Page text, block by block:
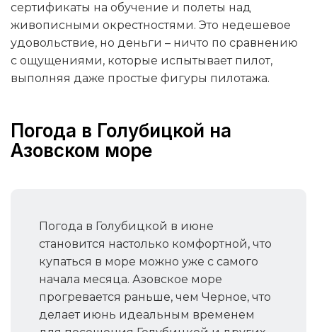
сертификаты на обучение и полеты над
живописными окрестностями. Это недешевое
удовольствие, но деньги – ничто по сравнению
с ощущениями, которые испытывает пилот,
выполняя даже простые фигуры пилотажа.
Погода в Голубицкой на
Азовском море
Погода в Голубицкой в июне
становится настолько комфортной, что
купаться в море можно уже с самого
начала месяца. Азовское море
прогревается раньше, чем Черное, что
делает июнь идеальным временем